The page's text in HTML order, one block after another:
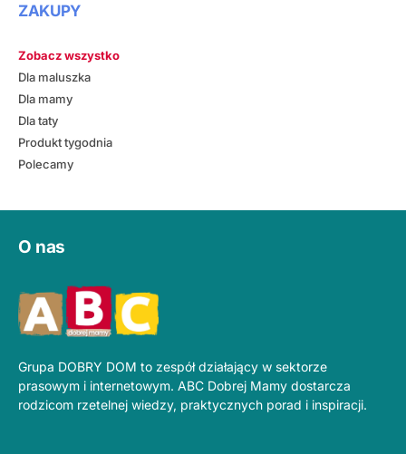
ZAKUPY
Zobacz wszystko
Dla maluszka
Dla mamy
Dla taty
Produkt tygodnia
Polecamy
O nas
Grupa DOBRY DOM to zespół działający w sektorze
prasowym i internetowym. ABC Dobrej Mamy dostarcza
rodzicom rzetelnej wiedzy, praktycznych porad i inspiracji.